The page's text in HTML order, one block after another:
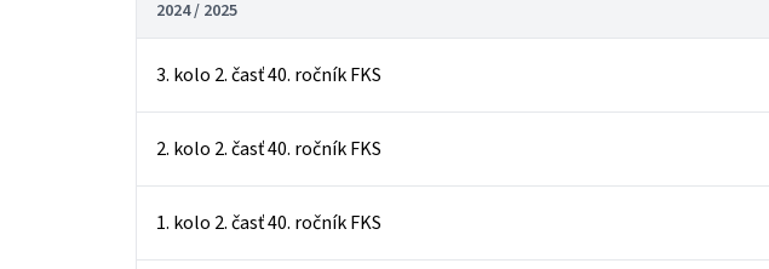
2024 / 2025
3. kolo 2. časť 40. ročník FKS
2. kolo 2. časť 40. ročník FKS
1. kolo 2. časť 40. ročník FKS